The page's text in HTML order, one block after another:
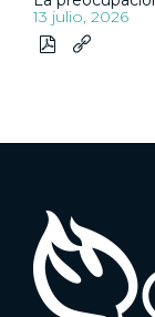
13 julio, 2026
 